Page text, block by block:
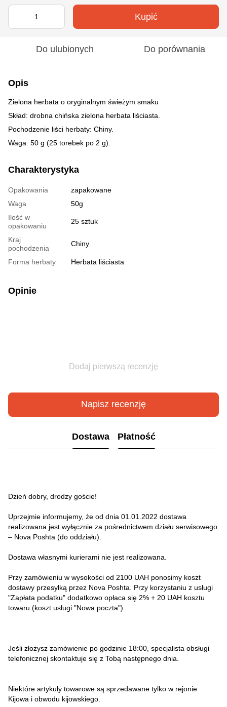
Kupić
Do ulubionych Do porównania
Opis
Zielona herbata o oryginalnym świeżym smaku
Skład: drobna chińska zielona herbata liściasta.
Pochodzenie liści herbaty: Chiny.
Waga: 50 g (25 torebek po 2 g).
Charakterystyka
Opakowania
zapakowane
Waga
50g
Ilość w
opakowaniu
25 sztuk
Kraj
pochodzenia
Chiny
Forma herbaty Herbata liściasta
Opinie
Dodaj pierwszą recenzję
Napisz recenzję
Dostawa Płatność
Dzień dobry, drodzy goście!
Uprzejmie informujemy, że od dnia 01.01.2022 dostawa
realizowana jest wyłącznie za pośrednictwem działu serwisowego
– Nova Poshta (do oddziału).
Dostawa własnymi kurierami nie jest realizowana.
Przy zamówieniu w wysokości od 2100 UAH ponosimy koszt
dostawy przesyłką przez Nova Poshta. Przy korzystaniu z usługi
"Zapłata podatku" dodatkowo opłaca się 2% + 20 UAH kosztu
towaru (koszt usługi "Nowa poczta").
Jeśli złożysz zamówienie po godzinie 18:00, specjalista obsługi
telefonicznej skontaktuje się z Tobą następnego dnia.
Niektóre artykuły towarowe są sprzedawane tylko w rejonie
Kijowa i obwodu kijowskiego.